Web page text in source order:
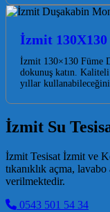
İzmit
İzmit 130×130 Füme
dokunuş katın.
yıllar
İzmit Su
İzmit Tesisat İzmit ve
tıkanıklık açma,
verilmektedir.
0543 501 54 34